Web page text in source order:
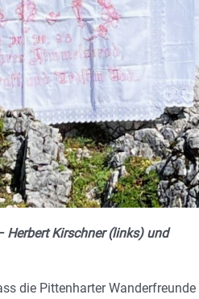
Kirschner (links) und
die Pittenharter Wanderfreunde